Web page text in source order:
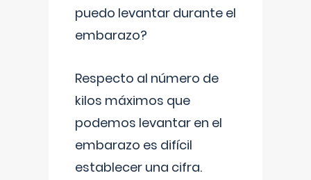
puedo levantar durante el
embarazo?
Respecto al número de
kilos máximos que
podemos levantar en el
embarazo es difícil
establecer una cifra.